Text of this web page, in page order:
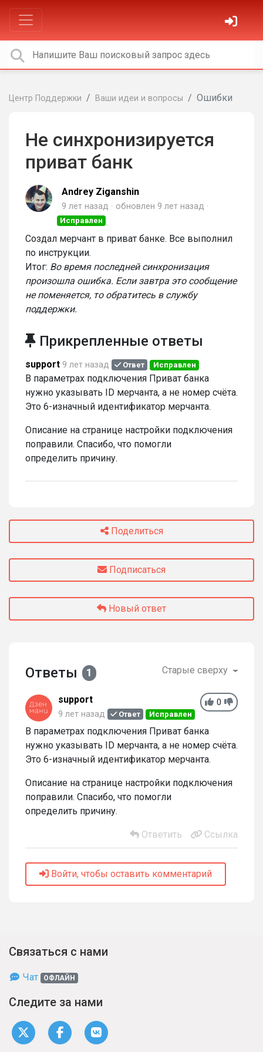
Центр Поддержки Ваши идеи и вопросы Ошибки
Не синхронизируется
приват банк
Andrey Ziganshin
9 лет назад обновлен 9 лет назад
Исправлен
Создал мерчант в приват банке. Все выполнил
по инструкции.
Итог: Во время последней синхронизация
произошла ошибка. Если завтра это сообщение
не поменяется, то обратитесь в службу
поддержки.
Прикрепленные ответы
support 9 лет назад Ответ Исправлен
В параметрах подключения Приват банка
нужно указывать ID мерчанта, а не номер счёта.
Это 6-изначный идентификатор мерчанта.
Описание на странице настройки подключения
поправили. Спасибо, что помогли
определить причину.
Поделиться
Подписаться
Новый ответ
Ответы 1 Старые сверху
0
support
9 лет назад Ответ Исправлен
В параметрах подключения Приват банка
нужно указывать ID мерчанта, а не номер счёта.
Это 6-изначный идентификатор мерчанта.
Описание на странице настройки подключения
поправили. Спасибо, что помогли
определить причину.
Ответить Ссылка
Войти, чтобы оставить комментарий
Связаться с нами
Чат ОФЛАЙН
Следите за нами